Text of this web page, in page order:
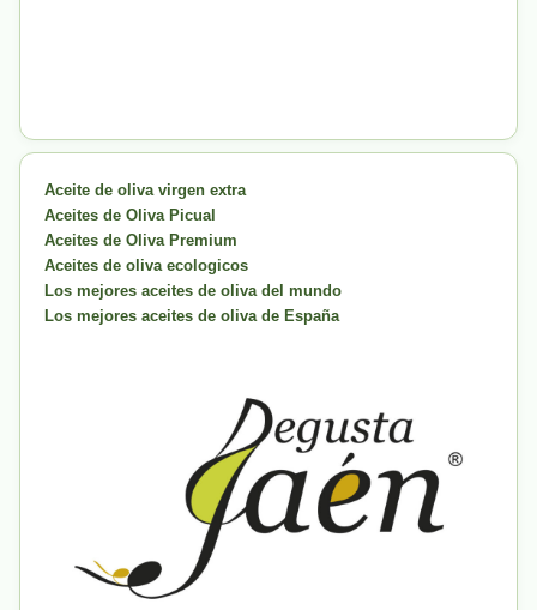
Aceite de oliva virgen extra
Aceites de Oliva Picual
Aceites de Oliva Premium
Aceites de oliva ecologicos
Los mejores aceites de oliva del mundo
Los mejores aceites de oliva de España